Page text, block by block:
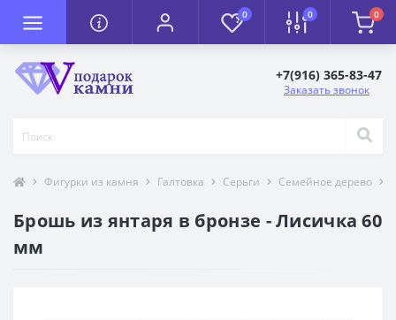
0 0 0
+7(916) 365-83-47
Заказать звонок
Фигурки из камня Галтовка Серьги Семейное дерево
Брошь из янтаря в бронзе - Лисичка 60
мм